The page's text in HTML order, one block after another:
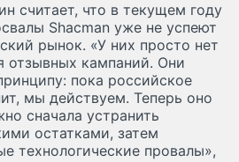
считает, что в текущем году
Shacman уже не успеют
рынок. «У них просто нет
отзывных кампаний. Они
пока российское
мы действуем. Теперь оно
сначала устранить
остатками, затем
технологические провалы»,